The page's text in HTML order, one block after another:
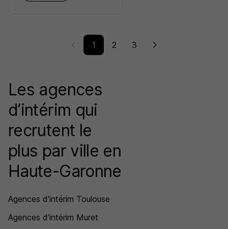
1 2 3
Les agences
d’intérim qui
recrutent le
plus par ville en
Haute-Garonne
Agences d'intérim Toulouse
Agences d'intérim Muret